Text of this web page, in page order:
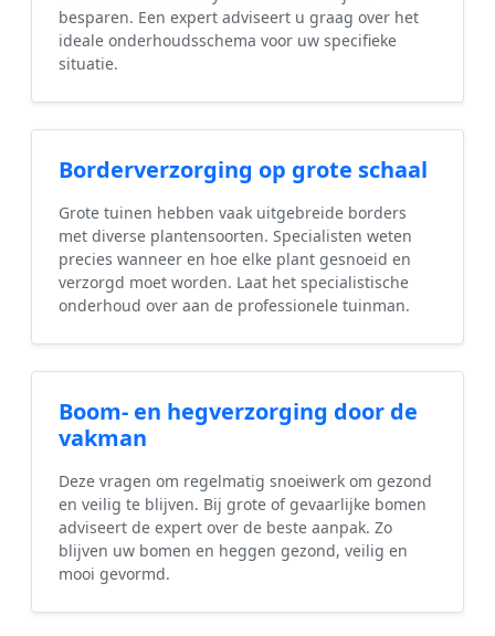
besparen. Een expert adviseert u graag over het
ideale onderhoudsschema voor uw specifieke
situatie.
Borderverzorging op grote schaal
Grote tuinen hebben vaak uitgebreide borders
met diverse plantensoorten. Specialisten weten
precies wanneer en hoe elke plant gesnoeid en
verzorgd moet worden. Laat het specialistische
onderhoud over aan de professionele tuinman.
Boom- en hegverzorging door de
vakman
Deze vragen om regelmatig snoeiwerk om gezond
en veilig te blijven. Bij grote of gevaarlijke bomen
adviseert de expert over de beste aanpak. Zo
blijven uw bomen en heggen gezond, veilig en
mooi gevormd.